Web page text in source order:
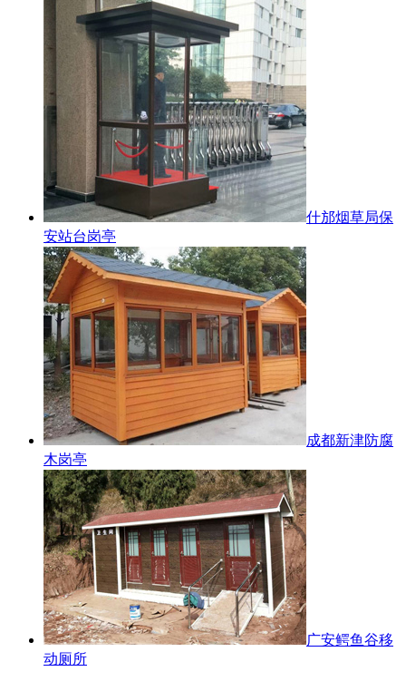
什邡烟草局保
安站台岗亭
成都新津防腐
木岗亭
广安鳄鱼谷移
动厕所